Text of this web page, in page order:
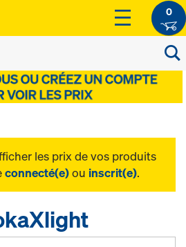
0
les prix de vos produits
connecté(e)ou inscrit(e).